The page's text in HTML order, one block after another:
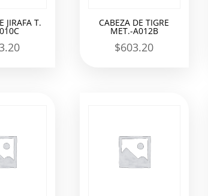
JIRAFA T. CABEZA DE TIGRE
MET.-A012B
$603.20